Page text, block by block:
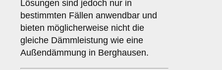
Lösungen sind jedoch nur in
bestimmten Fällen anwendbar und
bieten möglicherweise nicht die
gleiche Dämmleistung wie eine
Außendämmung in Berghausen.